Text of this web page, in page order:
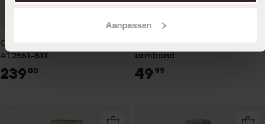
Aanpassen
Citizen horloge chronograph
AT2561-81X
239 00
armband
49 99